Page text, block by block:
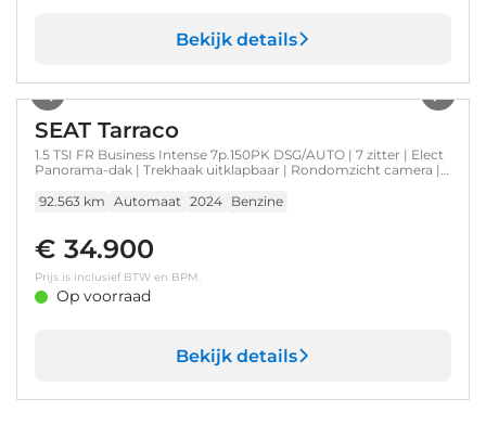
Bekijk details
SEAT Tarraco
1.5 TSI FR Business Intense 7p.150PK DSG/AUTO | 7 zitter | Elect
Panorama-dak | Trekhaak uitklapbaar | Rondomzicht camera |
DAB | LED | 20"LMV
92.563 km Automaat 2024 Benzine
€ 34.900
Prijs is inclusief BTW en BPM.
Op voorraad
Bekijk details